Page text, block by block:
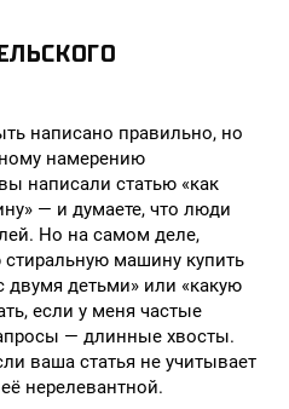
написано правильно, но
намерению
написали статью «как
— и думаете, что люди
Но на самом деле,
машину купить
двумя детьми» или «какую
если у меня частые
— длинные хвосты.
ваша статья не учитывает
нерелевантной.